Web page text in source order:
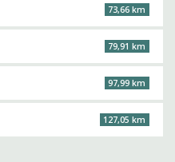
73,66 km
79,91 km
97,99 km
127,05 km